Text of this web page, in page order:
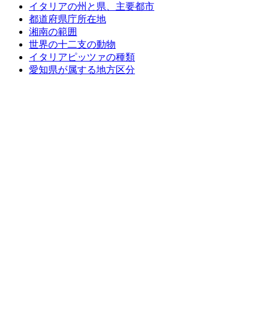
イタリアの州と県、主要都市
都道府県庁所在地
湘南の範囲
世界の十二支の動物
イタリアピッツァの種類
愛知県が属する地方区分